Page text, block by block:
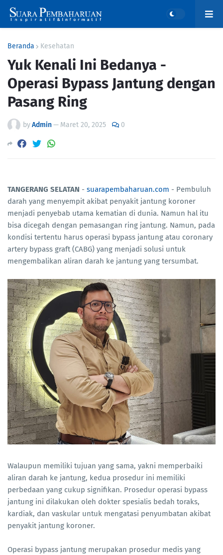
Beranda Kesehatan
Yuk Kenali Ini Bedanya -
Operasi Bypass Jantung dengan
Pasang Ring
byAdmin— Maret 20, 2025 0
TANGERANG SELATAN - suarapembaharuan.com - Pembuluh
darah yang menyempit akibat penyakit jantung koroner
menjadi penyebab utama kematian di dunia. Namun hal itu
bisa dicegah dengan pemasangan ring jantung. Namun, pada
kondisi tertentu harus operasi bypass jantung atau coronary
artery bypass graft (CABG) yang menjadi solusi untuk
mengembalikan aliran darah ke jantung yang tersumbat.
Walaupun memiliki tujuan yang sama, yakni memperbaiki
aliran darah ke jantung, kedua prosedur ini memiliki
perbedaan yang cukup signifikan. Prosedur operasi bypass
jantung ini dilakukan oleh dokter spesialis bedah toraks,
kardiak, dan vaskular untuk mengatasi penyumbatan akibat
penyakit jantung koroner.
Operasi bypass jantung merupakan prosedur medis yang